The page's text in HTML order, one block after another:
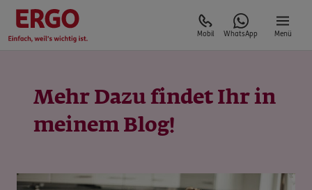
Mobil WhatsApp Menü
Mehr Dazu findet Ihr in
meinem Blog!